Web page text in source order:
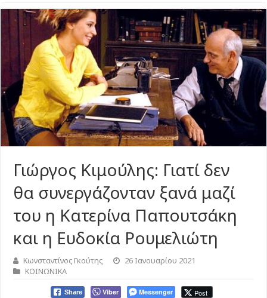
Γιώργος Κιμούλης: Γιατί δεν
θα συνεργάζονταν ξανά μαζί
του η Κατερίνα Παπουτσάκη
και η Ευδοκία Ρουμελιώτη
Κωνσταντίνος Γκούτης
26 Ιανουαρίου 2021
ΚΟΙΝΩΝΙΚΑ
Share Viber Messenger Post